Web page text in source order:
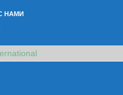
НАМИ